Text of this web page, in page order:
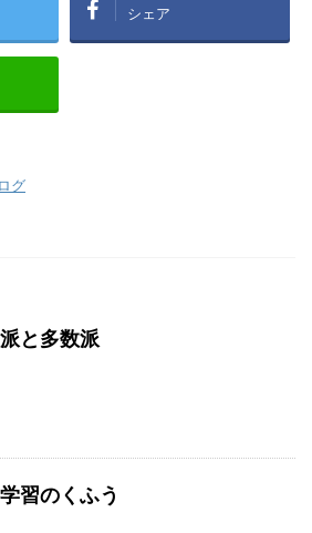
シェア
グ
と多数派
習のくふう